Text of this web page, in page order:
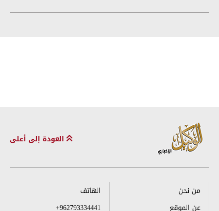
العودة إلى أعلى
من نحن
عن الموقع
الهاتف
+962793334441